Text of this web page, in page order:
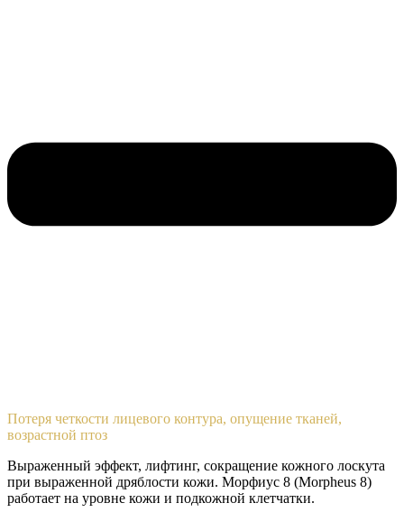
Потеря четкости лицевого контура, опущение тканей,
возрастной птоз
Выраженный эффект, лифтинг, сокращение кожного лоскута
при выраженной дряблости кожи. Морфиус 8 (Morpheus 8)
работает на уровне кожи и подкожной клетчатки.